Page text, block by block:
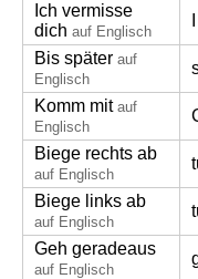
Ich vermisse
dich auf Englisch
Bis später auf
Englisch
Komm mit auf
Englisch
Biege rechts ab
auf Englisch
Biege links ab
auf Englisch
Geh geradeaus
auf Englisch